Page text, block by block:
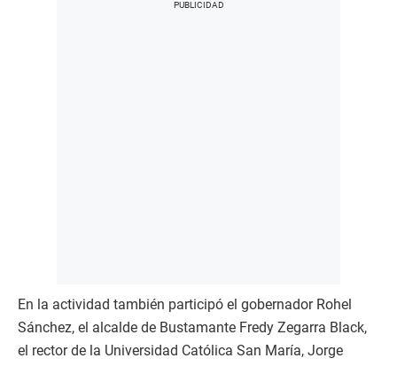
En la actividad también participó el gobernador Rohel
Sánchez, el alcalde de Bustamante Fredy Zegarra Black,
el rector de la Universidad Católica San María, Jorge